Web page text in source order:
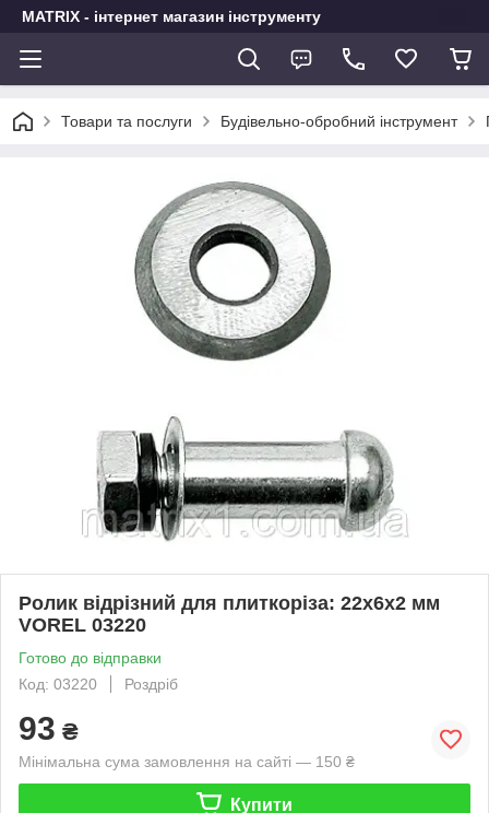
MATRIX - інтернет магазин інструменту
Товари та послуги Будівельно-обробний інструмент
Ролик відрізний для плиткоріза: 22х6х2 мм
VOREL 03220
Готово до відправки
Код: 03220
Роздріб
93 ₴
Мінімальна сума замовлення на сайті — 150 ₴
Купити